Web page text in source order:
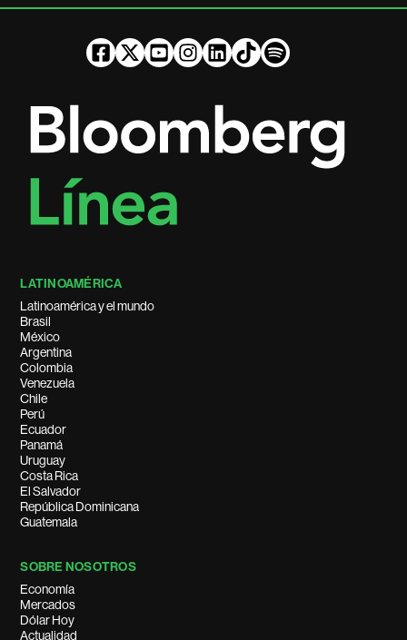
LATINOAMÉRICA
Latinoamérica y el mundo
Brasil
México
Argentina
Colombia
Venezuela
Chile
Perú
Ecuador
Panamá
Uruguay
Costa Rica
El Salvador
República Dominicana
Guatemala
SOBRE NOSOTROS
Economía
Mercados
Dólar Hoy
Actualidad